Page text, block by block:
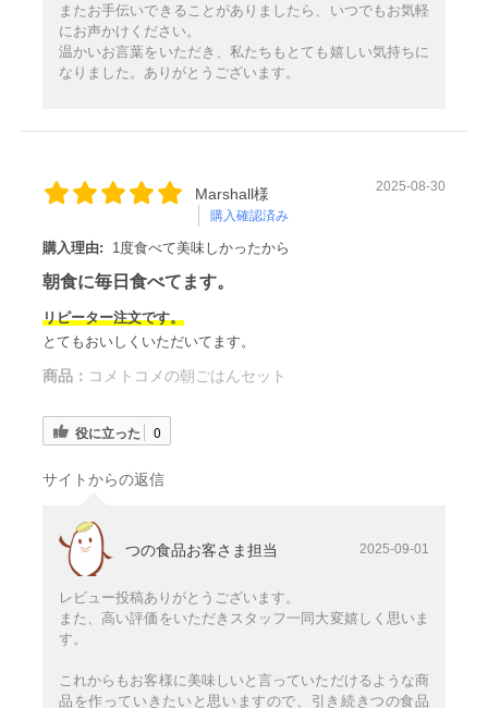
またお手伝いできることがありましたら、いつでもお気軽
にお声かけください。
温かいお言葉をいただき、私たちもとても嬉しい気持ちに
なりました。ありがとうございます。
Marshall様
購入確認済み
2025-08-30
購入理由: 1度食べて美味しかったから
朝食に毎日食べてます。
リピーター注文です。
とてもおいしくいただいてます。
商品： コメトコメの朝ごはんセット
役に立った 0
サイトからの返信
つの食品お客さま担当 2025-09-01
レビュー投稿ありがとうございます。
また、高い評価をいただきスタッフ一同大変嬉しく思いま
す。
これからもお客様に美味しいと言っていただけるような商
品を作っていきたいと思いますので、引き続きつの食品